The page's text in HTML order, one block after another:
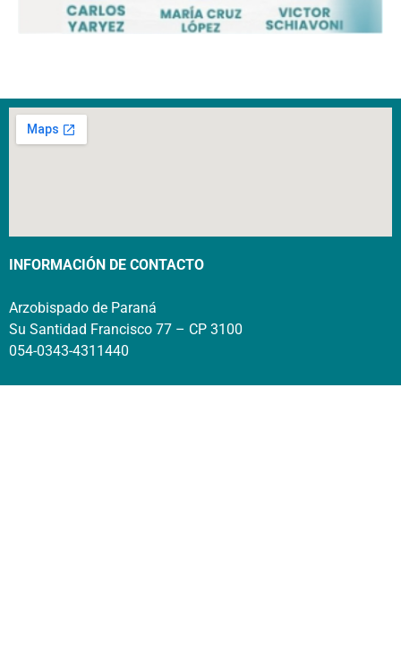
INFORMACIÓN DE CONTACTO
Arzobispado de Paraná
Su Santidad Francisco 77 – CP 3100
054-0343-4311440